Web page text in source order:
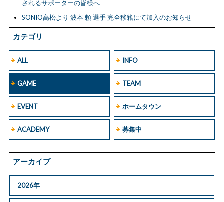
カテゴリ
ALL INFO
GAME TEAM
EVENT ホームタウン
ACADEMY 募集中
アーカイブ
2026年
されるサポーターの皆様へ
SONIO高松より 波本 頼 選手 完全移籍にて加入のお知らせ